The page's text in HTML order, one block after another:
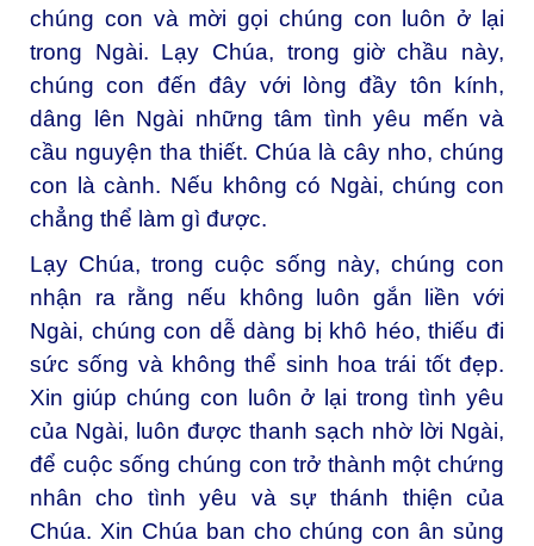
chúng con và mời gọi chúng con luôn ở lại
trong Ngài. Lạy Chúa, trong giờ chầu này,
chúng con đến đây với lòng đầy tôn kính,
dâng lên Ngài những tâm tình yêu mến và
cầu nguyện tha thiết. Chúa là cây nho, chúng
con là cành. Nếu không có Ngài, chúng con
chẳng thể làm gì được.
Lạy Chúa, trong cuộc sống này, chúng con
nhận ra rằng nếu không luôn gắn liền với
Ngài, chúng con dễ dàng bị khô héo, thiếu đi
sức sống và không thể sinh hoa trái tốt đẹp.
Xin giúp chúng con luôn ở lại trong tình yêu
của Ngài, luôn được thanh sạch nhờ lời Ngài,
để cuộc sống chúng con trở thành một chứng
nhân cho tình yêu và sự thánh thiện của
Chúa. Xin Chúa ban cho chúng con ân sủng